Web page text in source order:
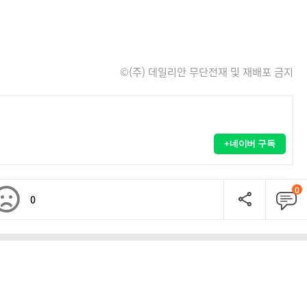
©(주) 데일리안 무단전재 및 재배포 금지
+네이버 구독
0
0